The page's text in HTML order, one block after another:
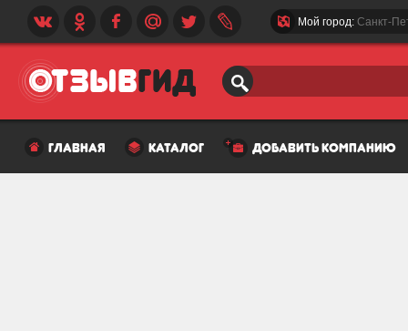
Мой город: Санкт-
главная каталог добавить компанию